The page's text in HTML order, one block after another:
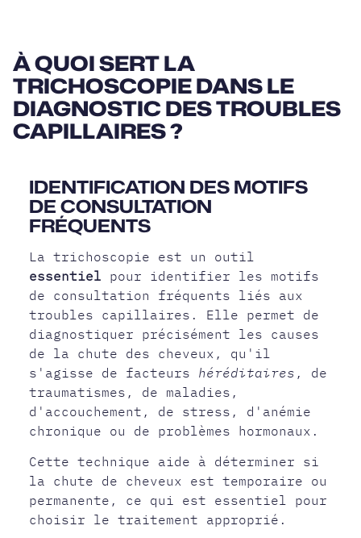
À QUOI SERT LA
TRICHOSCOPIE DANS LE
DIAGNOSTIC DES TROUBLES
CAPILLAIRES ?
IDENTIFICATION DES MOTIFS
DE CONSULTATION
FRÉQUENTS
La trichoscopie est un outil
essentiel pour identifier les motifs
de consultation fréquents liés aux
troubles capillaires. Elle permet de
diagnostiquer précisément les causes
de la chute des cheveux, qu'il
s'agisse de facteurs héréditaires , de
traumatismes, de maladies,
d'accouchement, de stress, d'anémie
chronique ou de problèmes hormonaux.
Cette technique aide à déterminer si
la chute de cheveux est temporaire ou
permanente, ce qui est essentiel pour
choisir le traitement approprié.